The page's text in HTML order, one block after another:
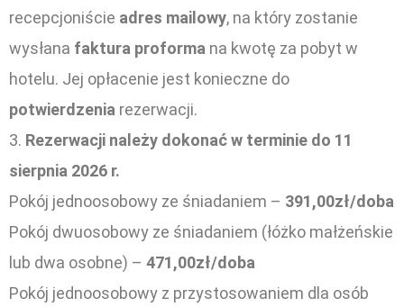
recepcjoniście adres mailowy, na który zostanie
wysłana faktura proforma na kwotę za pobyt w
hotelu. Jej opłacenie jest konieczne do
potwierdzenia rezerwacji.
Rezerwacji należy dokonać w terminie do 11
sierpnia 2026 r.
Pokój jednoosobowy ze śniadaniem – 391,00zł/doba
Pokój dwuosobowy ze śniadaniem (łóżko małżeńskie
lub dwa osobne) – 471,00zł/doba
Pokój jednoosobowy z przystosowaniem dla osób